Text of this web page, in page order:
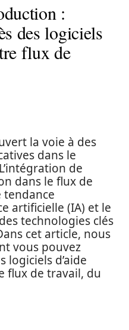
:
des logiciels
flux de
la voie à des
dans le
de
dans le flux de
tendance
artificielle (IA) et le
technologies clés
cet article, nous
vous pouvez
logiciels d’aide
flux de travail, du